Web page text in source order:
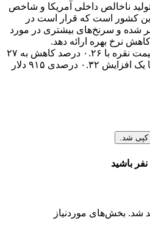
ناخالص داخلی آمریکا و شاخص
کشور است که قرار است در
شده و سرنخ‌های بیشتری در مورد
نرخ بهره ارائه دهد.
در میان سایر فلزات گرانبها، قیمت نقره با ۰.۲۶ درصد کاهش به ۲۷
دلار و ۵۷ سنت رسید و پلاتین با یک افزایش ۰.۳۲ درصدی ۹۱۵ دلار
کپی شد.
باشید
شد. بخش‌های موردنیاز